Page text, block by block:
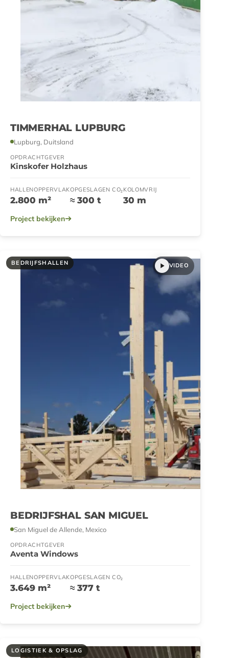
TIMMERHAL LUPBURG
Lupburg, Duitsland
OPDRACHTGEVER
Kinskofer Holzhaus
HALLENOPPERVLAK
2.800 m²
OPGESLAGEN CO₂
≈ 300 t
KOLOMVRIJ
30 m
Project bekijken
BEDRIJFSHALLEN VIDEO
BEDRIJFSHAL SAN MIGUEL
San Miguel de Allende, Mexico
OPDRACHTGEVER
Aventa Windows
HALLENOPPERVLAK
3.649 m²
OPGESLAGEN CO₂
≈ 377 t
Project bekijken
LOGISTIEK & OPSLAG